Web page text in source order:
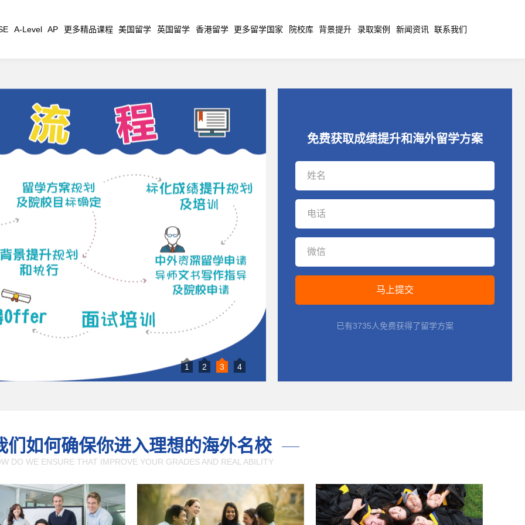
A-Level AP 更多精品课程 美国留学 英国留学 香港留学 更多留学国家 院校库 背景提升 录取案例 新闻资讯 联系我们
1 2 3 4
免费获取成绩提升和海外留学方案
已有3735人免费获得了留学方案
们如何确保你进入理想的海外名校
DO WE ENSURE THAT IMPROVE YOUR GRADES AND REAL ABILITY